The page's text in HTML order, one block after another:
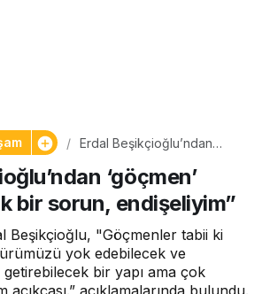
Erdal Beşikçioğlu’ndan
sorun, endişeliyim”
‘göçmen’
bir sorun, endişeliyim”
Beşikçioğlu, "Göçmenler tabii ki
yok edebilecek ve
bir yapı ama çok
açıkçası.” açıklamalarında bulundu.